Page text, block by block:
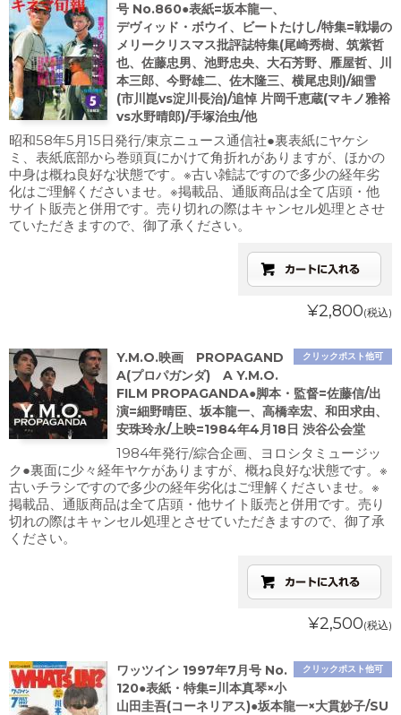
号 No.860●表紙=坂本龍一、
デヴィッド・ボウイ、ビートたけし/特集=戦場の
メリークリスマス批評誌特集(尾崎秀樹、筑紫哲
也、佐藤忠男、池野忠央、大石芳野、雁屋哲、川
本三郎、今野雄二、佐木隆三、横尾忠則)/細雪
(市川崑vs淀川長治)/追悼 片岡千恵蔵(マキノ雅裕
vs水野晴郎)/手塚治虫/他
昭和58年5月15日発行/東京ニュース通信社●裏表紙にヤケシ
ミ、表紙底部から巻頭頁にかけて角折れがありますが、ほかの
中身は概ね良好な状態です。※古い雑誌ですので多少の経年劣
化はご理解くださいませ。※掲載品、通販商品は全て店頭・他
サイト販売と併用です。売り切れの際はキャンセル処理とさせ
ていただきますので、御了承ください。
¥2,800(税込)
クリックポスト他可
Y.M.O.映画 PROPAGAND
A(プロパガンダ) A Y.M.O.
FILM PROPAGANDA●脚本・監督=佐藤信/出
演=細野晴臣、坂本龍一、高橋幸宏、和田求由、
安珠玲永/上映=1984年4月18日 渋谷公会堂
1984年発行/綜合企画、ヨロシタミュージッ
ク●裏面に少々経年ヤケがありますが、概ね良好な状態です。※
古いチラシですので多少の経年劣化はご理解くださいませ。※
掲載品、通販商品は全て店頭・他サイト販売と併用です。売り
切れの際はキャンセル処理とさせていただきますので、御了承
ください。
¥2,500(税込)
クリックポスト他可
ワッツイン 1997年7月号 No.
120●表紙・特集=川本真琴×小
山田圭吾(コーネリアス)●坂本龍一×大貫妙子/SU